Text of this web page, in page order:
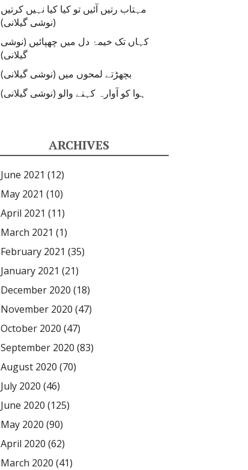
مہتاب رتیں آئیں تو کیا کیا نہیں کرتیں
(نوشی گیلانی)
کہاں تک خیمۂ دل میں چھپائیں (نوشی
گیلانی)
بچھڑتے لمحوں میں (نوشی گیلانی)
ہوا کو آوارہ کہنے والو (نوشی گیلانی)
ARCHIVES
June 2021 (12)
May 2021 (10)
April 2021 (11)
March 2021 (1)
February 2021 (35)
January 2021 (21)
December 2020 (18)
November 2020 (47)
October 2020 (47)
September 2020 (83)
August 2020 (70)
July 2020 (46)
June 2020 (125)
May 2020 (90)
April 2020 (62)
March 2020 (41)